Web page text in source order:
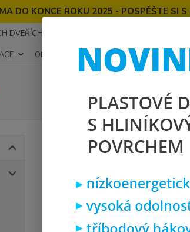
DO KONCE ROKU 2025 - POSPĚŠTE SI
DVEŘÍCH
OKNA NA MÍRU KONTAKT O NÁS
Plastová okna plastové
plastové okno
7000